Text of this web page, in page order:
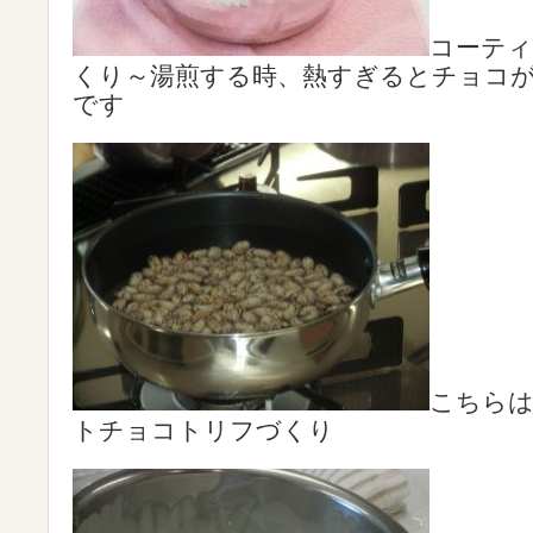
コーテ
くり～湯煎する時、熱すぎるとチョコ
です
こちら
トチョコトリフづくり